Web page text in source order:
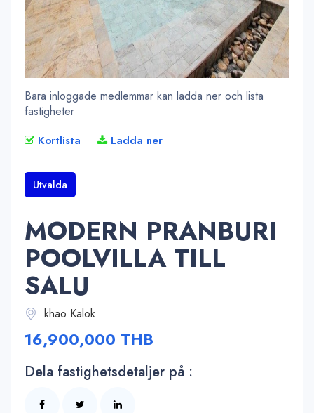
Bara inloggade medlemmar kan ladda ner och lista
fastigheter
Kortlista Ladda ner
Utvalda
MODERN PRANBURI
POOLVILLA TILL
SALU
khao Kalok
16,900,000 THB
Dela fastighetsdetaljer på :